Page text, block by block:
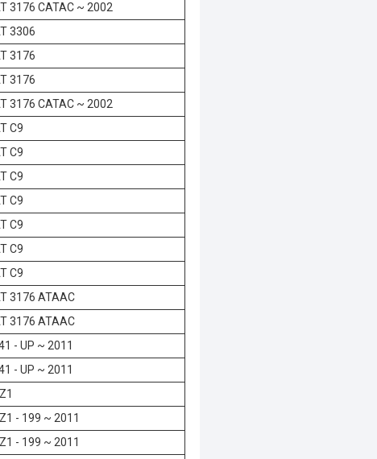
3176 CATAC ~ 2002
3306
3176
3176
3176 CATAC ~ 2002
C9
C9
C9
C9
C9
C9
C9
3176 ATAAC
3176 ATAAC
- UP ~ 2011
- UP ~ 2011
- 199 ~ 2011
- 199 ~ 2011